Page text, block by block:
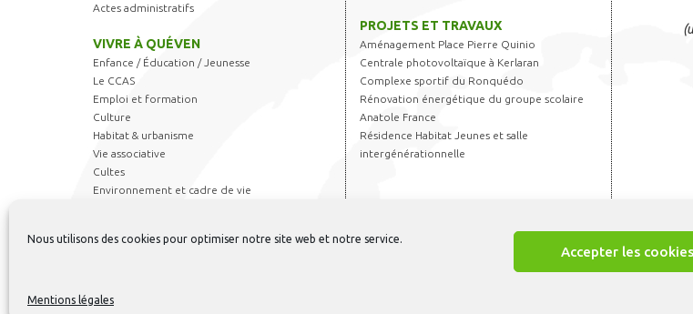
Nous utilisons des cookies pour optimiser notre site web et notre service.
Accepter les cookies
Mentions légales
Actes administratifs
VIVRE À QUÉVEN
Enfance / Éducation / Jeunesse
Le CCAS
Emploi et formation
Culture
Habitat & urbanisme
Vie associative
Cultes
Environnement et cadre de vie
Règlements et autorisations
PROJETS ET TRAVAUX
Aménagement Place Pierre Quinio
Centrale photovoltaïque à Kerlaran
Complexe sportif du Ronquédo
Rénovation énergétique du groupe scolaire
Anatole France
Résidence Habitat Jeunes et salle
intergénérationnelle